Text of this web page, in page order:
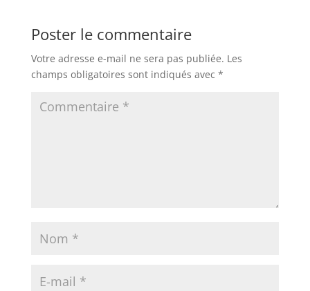
b
o
o
k
p
p dl
Poster le commentaire
Votre adresse e-mail ne sera pas publiée. Les
champs obligatoires sont indiqués avec *